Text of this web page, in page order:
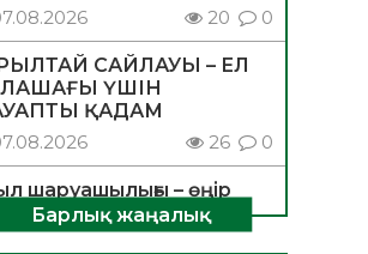
20 0
САЙЛАУЫ – ЕЛ
ҮШІН
ҚАДАМ
26 0
шаруашылығы – өңір
негізгі
Барлық жаңалық